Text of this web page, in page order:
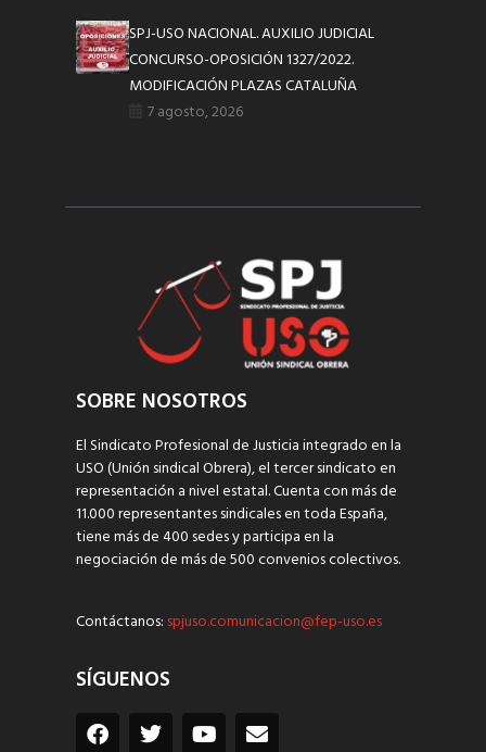
SPJ-USO NACIONAL. AUXILIO JUDICIAL
CONCURSO-OPOSICIÓN 1327/2022.
MODIFICACIÓN PLAZAS CATALUÑA
7 agosto, 2026
SOBRE NOSOTROS
El Sindicato Profesional de Justicia integrado en la
USO (Unión sindical Obrera), el tercer sindicato en
representación a nivel estatal. Cuenta con más de
11.000 representantes sindicales en toda España,
tiene más de 400 sedes y participa en la
negociación de más de 500 convenios colectivos.
Contáctanos: spjuso.comunicacion@fep-uso.es
SÍGUENOS